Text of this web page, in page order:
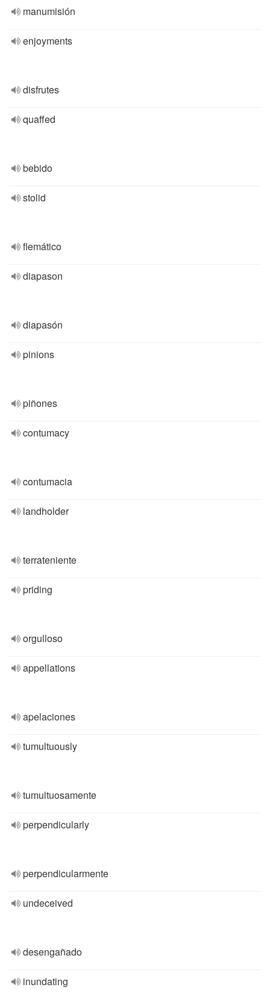
manumisión
enjoyments
disfrutes
quaffed
bebido
stolid
flemático
diapason
diapasón
pinions
piñones
contumacy
contumacia
landholder
terrateniente
priding
orgulloso
appellations
apelaciones
tumultuously
tumultuosamente
perpendicularly
perpendicularmente
undeceived
desengañado
inundating